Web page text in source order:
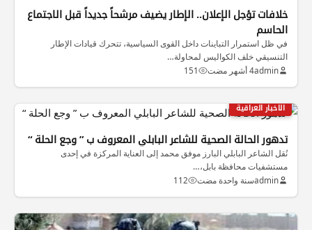
خلافات تؤجل الإعلان.. الإطار يضيف مرشحاً جديداً قبل الاجتماع
الحاسم
في ظل استمرار التباينات داخل القوى السياسية، تتحرك قيادات الإطار
التنسيقي خلف الكواليس لمحاولة…
admin4 أشهر مضت 151
الاخبار العراقية
تدهور الحالة الصحية للشاعر البابلي المعروف ب ” وجع الحلة “
نُقل الشاعر البابلي البارز موفق محمد إلى العناية المركزة في إحدى
مستشفيات محافظة بابل،…
adminسنة واحدة مضت 112